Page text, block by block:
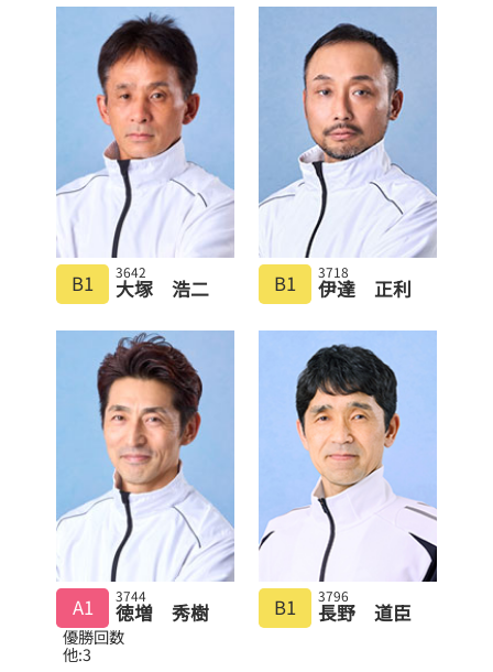
B1 3642
大塚 浩二 B1 3718
伊達 正利
A1 3744
徳増 秀樹
優勝回数
他:3
B1 3796
長野 道臣